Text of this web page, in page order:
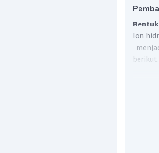
Ion
berikut.